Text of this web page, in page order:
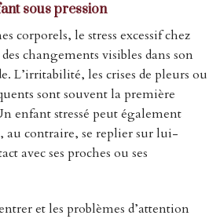
sous pression
corporels, le stress excessif chez
changements visibles dans son
L’irritabilité, les crises de pleurs ou
sont souvent la première
enfant stressé peut également
au contraire, se replier sur lui-
avec ses proches ou ses
et les problèmes d’attention